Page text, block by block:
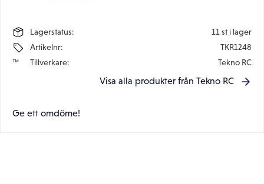
Lagerstatus
11 st i lager
Artikelnr
TKR1248
Tillverkare
Tekno RC
Visa alla produkter från Tekno RC
Ge ett omdöme!